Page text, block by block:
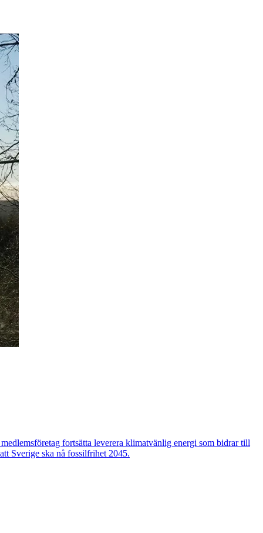
fortsätta leverera klimatvänlig energi som bidrar till
Sverige ska nå fossilfrihet 2045.